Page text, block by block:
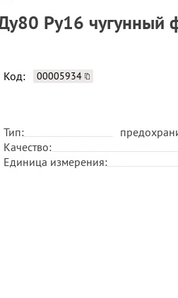
Ру16
Код: 00005934
Тип:
Качество:
Единица измерения: